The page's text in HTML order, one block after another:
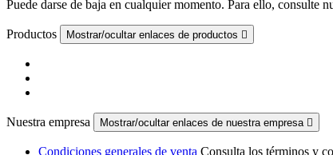
Puede darse de baja en cualquier momento. Para ello, consulte
Productos Mostrar/ocultar enlaces de productos 
Nuestra empresa Mostrar/ocultar enlaces de nuestra empresa 
Condiciones generales de venta Consulta los términos y